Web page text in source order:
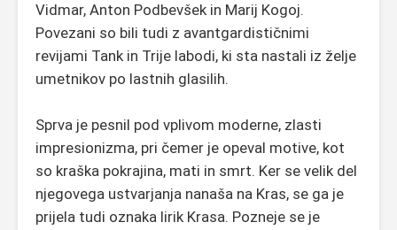
Vidmar, Anton Podbevšek in Marij Kogoj.
Povezani so bili tudi z avantgardističnimi
revijami Tank in Trije labodi, ki sta nastali iz želje
umetnikov po lastnih glasilih.
Sprva je pesnil pod vplivom moderne, zlasti
impresionizma, pri čemer je opeval motive, kot
so kraška pokrajina, mati in smrt. Ker se velik del
njegovega ustvarjanja nanaša na Kras, se ga je
prijela tudi oznaka lirik Krasa. Pozneje se je